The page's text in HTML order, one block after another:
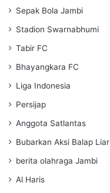
Sepak Bola Jambi
Stadion Swarnabhumi
Tabir FC
Bhayangkara FC
Liga Indonesia
Persijap
Anggota Satlantas
Bubarkan Aksi Balap Liar
berita olahraga Jambi
Al Haris